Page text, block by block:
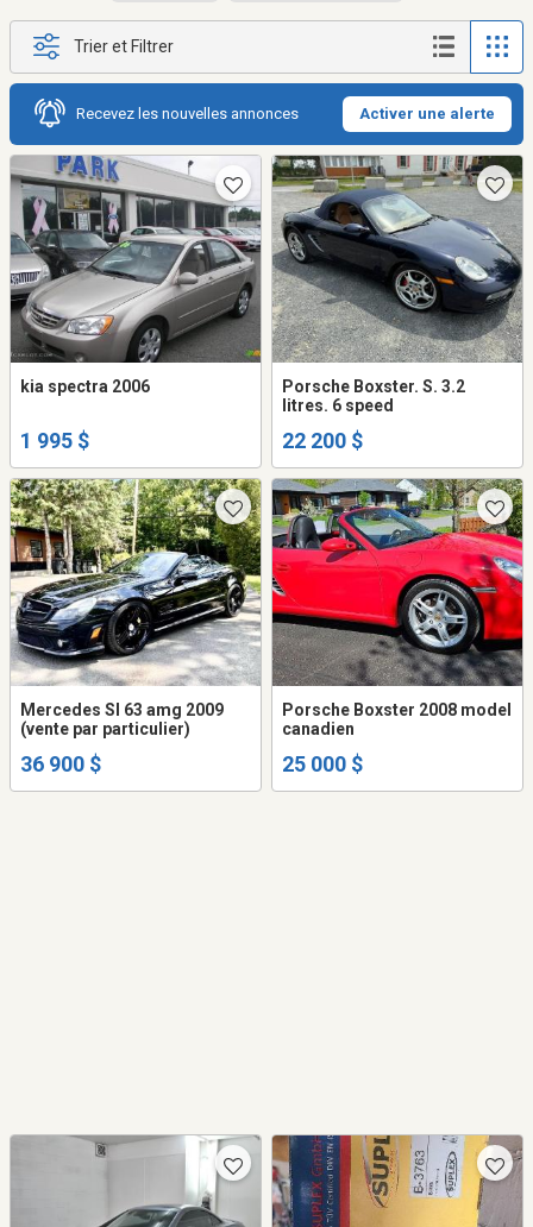
Trier et Filtrer
Recevez les nouvelles annonces Activer une alerte
kia spectra 2006
1 995 $
Porsche Boxster. S. 3.2
litres. 6 speed
22 200 $
Mercedes Sl 63 amg 2009
(vente par particulier)
36 900 $
Porsche Boxster 2008 model
canadien
25 000 $